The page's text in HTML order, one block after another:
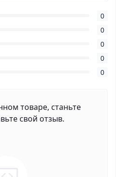
0
0
0
0
0
товаре, станьте
свой отзыв.